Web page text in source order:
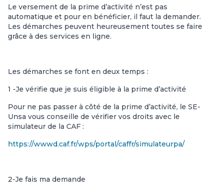
Le versement de la prime d’activité n’est pas
automatique et pour en bénéficier, il faut la demander.
Les démarches peuvent heureusement toutes se faire
grâce à des services en ligne.
Les démarches se font en deux temps :
1 -Je vérifie que je suis éligible à la prime d’activité
Pour ne pas passer à côté de la prime d’activité, le SE-
Unsa vous conseille de vérifier vos droits avec le
simulateur de la CAF :
https://wwwd.caf.fr/wps/portal/caffr/simulateurpa/
2-Je fais ma demande